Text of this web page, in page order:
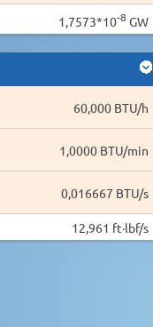
1,7573*10-8 GW
60,000 BTU/h
1,0000 BTU/min
0,016667 BTU/s
12,961 ft·lbf/s